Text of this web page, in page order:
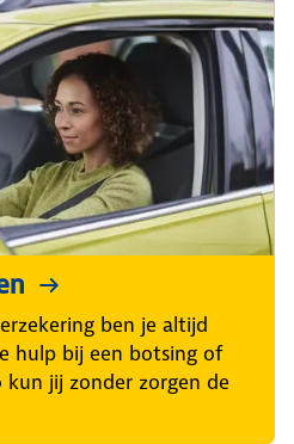
ben je altijd
hulp bij een botsing of
kun jij zonder zorgen de